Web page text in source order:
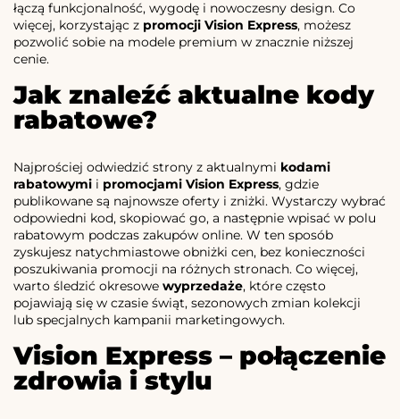
łączą funkcjonalność, wygodę i nowoczesny design. Co
więcej, korzystając z promocji Vision Express, możesz
pozwolić sobie na modele premium w znacznie niższej
cenie.
Jak znaleźć aktualne kody
rabatowe?
Najprościej odwiedzić strony z aktualnymi kodami
rabatowymi i promocjami Vision Express, gdzie
publikowane są najnowsze oferty i zniżki. Wystarczy wybrać
odpowiedni kod, skopiować go, a następnie wpisać w polu
rabatowym podczas zakupów online. W ten sposób
zyskujesz natychmiastowe obniżki cen, bez konieczności
poszukiwania promocji na różnych stronach. Co więcej,
warto śledzić okresowe wyprzedaże, które często
pojawiają się w czasie świąt, sezonowych zmian kolekcji
lub specjalnych kampanii marketingowych.
Vision Express – połączenie
zdrowia i stylu